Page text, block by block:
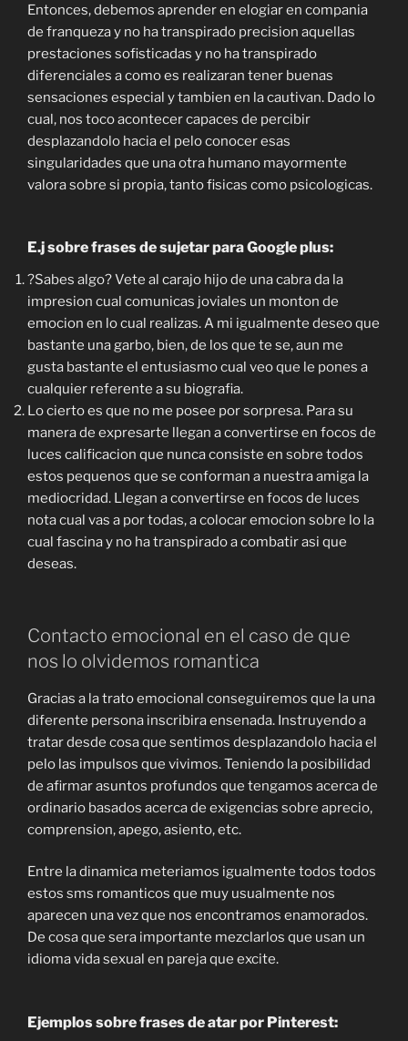
Entonces, debemos aprender en elogiar en compania
de franqueza y no ha transpirado precision aquellas
prestaciones sofisticadas y no ha transpirado
diferenciales a como es realizaran tener buenas
sensaciones especial y tambien en la cautivan. Dado lo
cual, nos toco acontecer capaces de percibir
desplazandolo hacia el pelo conocer esas
singularidades que una otra humano mayormente
valora sobre si propia, tanto fisicas como psicologicas.
E.j sobre frases de sujetar para Google plus:
?Sabes algo? Vete al carajo hijo de una cabra da la
impresion cual comunicas joviales un monton de
emocion en lo cual realizas. A mi igualmente deseo que
bastante una garbo, bien, de los que te se, aun me
gusta bastante el entusiasmo cual veo que le pones a
cualquier referente a su biografia.
Lo cierto es que no me posee por sorpresa. Para su
manera de expresarte llegan a convertirse en focos de
luces calificacion que nunca consiste en sobre todos
estos pequenos que se conforman a nuestra amiga la
mediocridad. Llegan a convertirse en focos de luces
nota cual vas a por todas, a colocar emocion sobre lo la
cual fascina y no ha transpirado a combatir asi que
deseas.
Contacto emocional en el caso de que
nos lo olvidemos romantica
Gracias a la trato emocional conseguiremos que la una
diferente persona inscribira ensenada. Instruyendo a
tratar desde cosa que sentimos desplazandolo hacia el
pelo las impulsos que vivimos. Teniendo la posibilidad
de afirmar asuntos profundos que tengamos acerca de
ordinario basados acerca de exigencias sobre aprecio,
comprension, apego, asiento, etc.
Entre la dinamica meteriamos igualmente todos todos
estos sms romanticos que muy usualmente nos
aparecen una vez que nos encontramos enamorados.
De cosa que sera importante mezclarlos que usan un
idioma vida sexual en pareja que excite.
Ejemplos sobre frases de atar por Pinterest: